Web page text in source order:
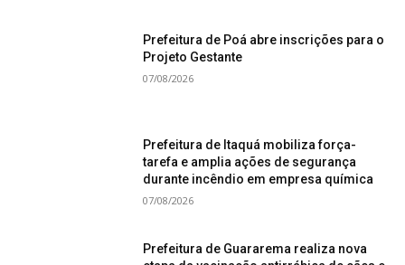
Prefeitura de Poá abre inscrições para o
Projeto Gestante
07/08/2026
Prefeitura de Itaquá mobiliza força-
tarefa e amplia ações de segurança
durante incêndio em empresa química
07/08/2026
Prefeitura de Guararema realiza nova